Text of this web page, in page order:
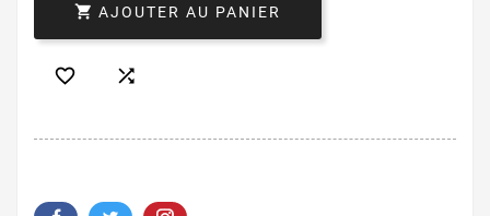
 AJOUTER AU PANIER
 